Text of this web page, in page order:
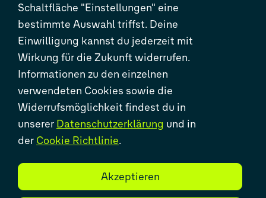
Schaltfläche "Einstellungen" eine
bestimmte Auswahl triffst. Deine
Einwilligung kannst du jederzeit mit
Wirkung für die Zukunft widerrufen.
Informationen zu den einzelnen
verwendeten Cookies sowie die
Widerrufsmöglichkeit findest du in
unserer Datenschutzerklärung und in
der Cookie Richtlinie.
Akzeptieren
VOLKSWAGEN
GROUP DIGITAL
SOLUTIONS
Driving Innovation, Delivering
Excellence
BUILD IT, RUN IT,